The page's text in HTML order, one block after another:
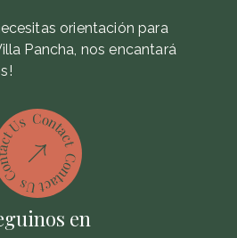
orientación para
Pancha, nos encantará
en